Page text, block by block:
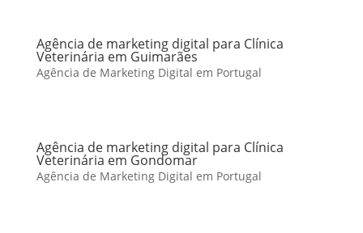
Agência de marketing digital para Clínica
Veterinária em Guimarães
Agência de Marketing Digital em Portugal
Agência de marketing digital para Clínica
Veterinária em Gondomar
Agência de Marketing Digital em Portugal